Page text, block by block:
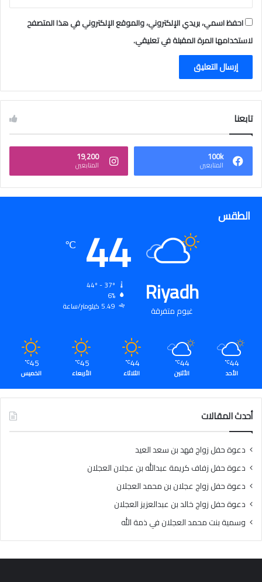
احفظ اسمي، بريدي الإلكتروني، والموقع الإلكتروني في هذا المتصفح
لاستخدامها المرة المقبلة في تعليقي.
تابعنا
100k
المتابعين
19٬200
المتابعين
الطقس
Riyadh
غيوم متفرقة
44
℃
6%
5.49 كيلومتر/ساعة
44
℃
الأحد
44
℃
الأثنين
44
℃
الثلاثاء
45
℃
الأربعاء
45
℃
الخميس
أحدث المقالات
دعوة حفل زواج فهد بن سعد العيد
دعوة حفل زفاف كريمة عبدالله بن عجلان العجلان
دعوة حفل زواج عجلان بن محمد العجلان
دعوة حفل زواج خالد بن عبدالعزيز العجلان
وسمية بنت محمد العجلان في ذمة الله